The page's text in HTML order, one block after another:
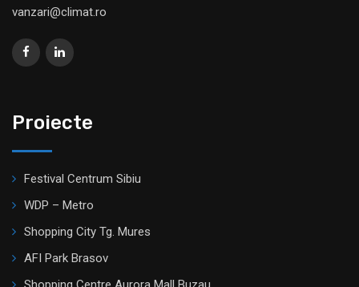
vanzari@climat.ro
Proiecte
Festival Centrum Sibiu
WDP – Metro
Shopping City Tg. Mures
AFI Park Brasov